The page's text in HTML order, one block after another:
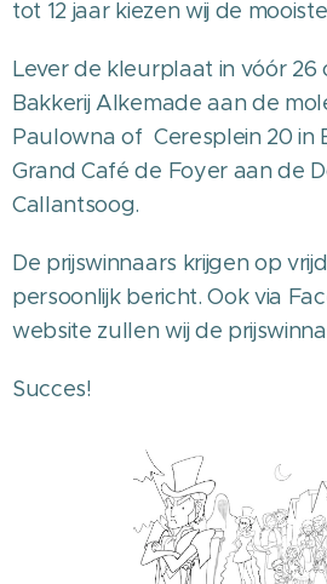
tot 12 jaar kiezen wij de
Lever de kleurplaat in vóór 26
Bakkerij Alkemade aan de
Paulowna of Ceresplein 20 in
Grand Café de Foyer aan de
Callantsoog.
De prijswinnaars krijgen op
persoonlijk bericht. Ook via
website zullen wij de
Succes!